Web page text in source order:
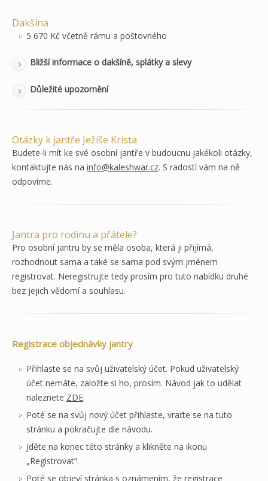
Dakšína
5 670 Kč včetně rámu a poštovného
Bližší informace o dakšíně, splátky a slevy
Důležité upozornění
Otázky k jantře Ježíše Krista
Budete-li mít ke své osobní jantře v budoucnu jakékoli otázky,
kontaktujte nás na info@kaleshwar.cz. S radostí vám na ně
odpovíme.
Jantra pro rodinu a přátele?
Pro osobní jantru by se měla osoba, která ji přijímá,
rozhodnout sama a také se sama pod svým jménem
registrovat. Neregistrujte tedy prosím pro tuto nabídku druhé
bez jejich vědomí a souhlasu.
Registrace objednávky jantry
Přihlaste se na svůj uživatelský účet. Pokud uživatelský
účet nemáte, založte si ho, prosím. Návod jak to udělat
naleznete ZDE.
Poté se na svůj nový účet přihlaste, vraťte se na tuto
stránku a pokračujte dle návodu.
Jděte na konec této stránky a klikněte na ikonu
„Registrovat”.
Poté se objeví stránka s oznámením, že registrace